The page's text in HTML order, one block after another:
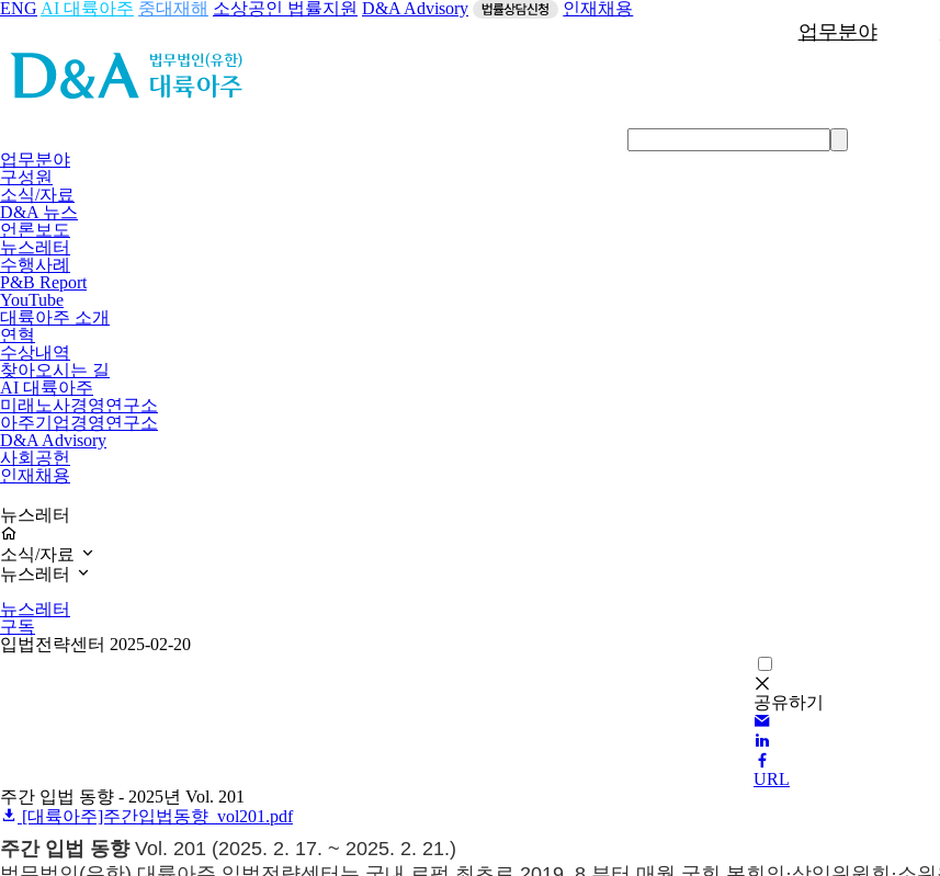
ENG AI 대륙아주 중대재해 소상공인 법률지원 D&A Advisory 인재채용
업무분야
업무분야
구성원
소식/자료
D&A 뉴스
언론보도
뉴스레터
수행사례
P&B Report
YouTube
대륙아주 소개
연혁
수상내역
찾아오시는 길
AI 대륙아주
미래노사경영연구소
아주기업경영연구소
D&A Advisory
사회공헌
인재채용
뉴스레터
소식/자료
뉴스레터
뉴스레터
구독
입법전략센터 2025-02-20
공유하기
URL
주간 입법 동향 - 2025년 Vol. 201
[대륙아주]주간입법동향_vol201.pdf
주간 입법 동향Vol. 201 (2025. 2. 17. ~ 2025. 2. 21.)